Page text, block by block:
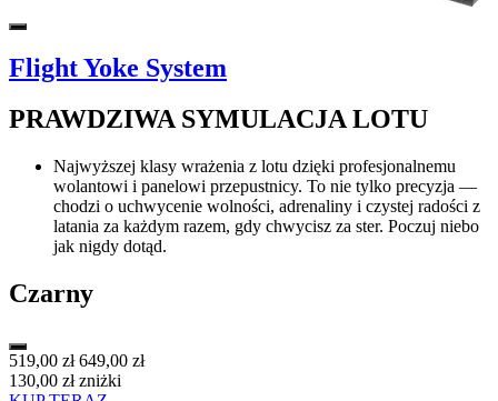
Flight Yoke System
PRAWDZIWA SYMULACJA LOTU
Najwyższej klasy wrażenia z lotu dzięki profesjonalnemu
wolantowi i panelowi przepustnicy. To nie tylko precyzja —
chodzi o uchwycenie wolności, adrenaliny i czystej radości z
latania za każdym razem, gdy chwycisz za ster. Poczuj niebo
jak nigdy dotąd.
Czarny
519,00 zł 649,00 zł
130,00 zł zniżki